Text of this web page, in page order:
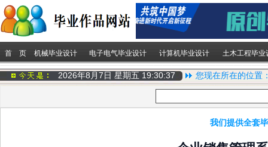
首 页 机械毕业设计 电子电气毕业设计 计算机毕业设计 土木工程毕业
2026年8月7日 星期五 19:30:37 您现在所在的位置
我们提供全套